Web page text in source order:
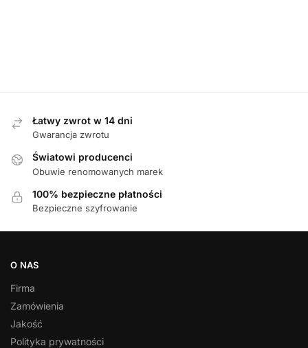
Łatwy zwrot w 14 dni
Gwarancja zwrotu
Światowi producenci
Obuwie renomowanych marek
100% bezpieczne płatności
Bezpieczne szyfrowanie
O NAS
Firma
Zamówienia
Jakość
Polityka prywatności